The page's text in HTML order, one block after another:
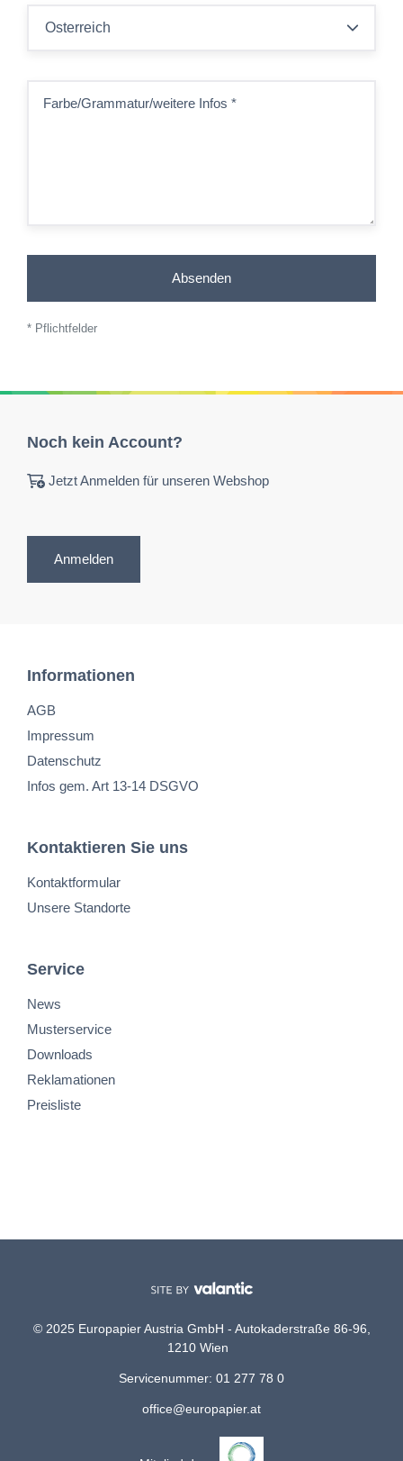
Farbe/Grammatur/weitere Infos *
Absenden
* Pflichtfelder
Noch kein Account?
Jetzt Anmelden für unseren Webshop
Anmelden
Informationen
AGB
Impressum
Datenschutz
Infos gem. Art 13-14 DSGVO
Kontaktieren Sie uns
Kontaktformular
Unsere Standorte
Service
News
Musterservice
Downloads
Reklamationen
Preisliste
© 2025 Europapier Austria GmbH - Autokaderstraße 86-96,
1210 Wien
Servicenummer: 01 277 78 0
office@europapier.at